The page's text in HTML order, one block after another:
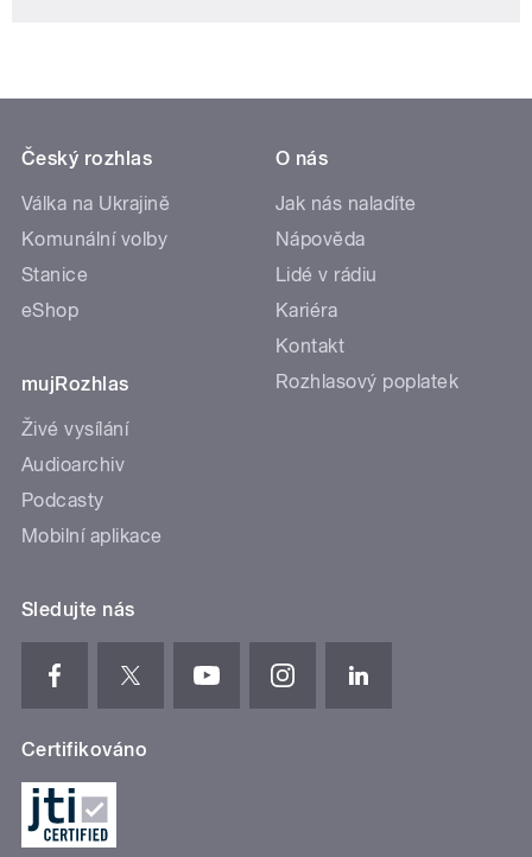
Český rozhlas
Válka na Ukrajině
Komunální volby
Stanice
eShop
mujRozhlas
Živé vysílání
Audioarchiv
Podcasty
Mobilní aplikace
O nás
Jak nás naladíte
Nápověda
Lidé v rádiu
Kariéra
Kontakt
Rozhlasový poplatek
Sledujte nás
Certifikováno